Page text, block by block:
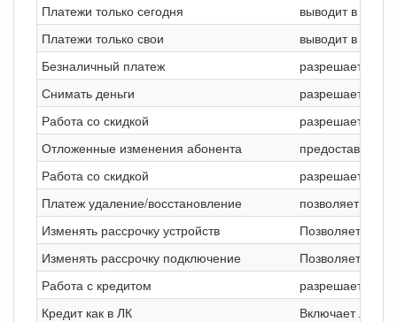
Платежи только сегодня
выводит в
Платежи только свои
выводит в
Безналичный платеж
разрешает
Снимать деньги
разрешает
Работа со скидкой
разрешает
Отложенные изменения абонента
предоставляет
Работа со скидкой
разрешает
Платеж удаление/восстановление
позволяет
Изменять рассрочку устройств
Позволяет
Изменять рассрочку подключение
Позволяет
Работа с кредитом
разрешает
Кредит как в ЛК
Включает